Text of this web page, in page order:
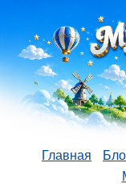
Главная